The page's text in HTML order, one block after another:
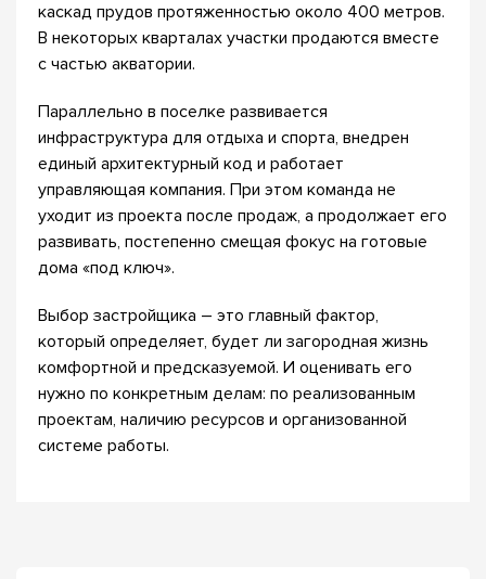
каскад прудов протяженностью около 400 метров.
В некоторых кварталах участки продаются вместе
с частью акватории.
Параллельно в поселке развивается
инфраструктура для отдыха и спорта, внедрен
единый архитектурный код и работает
управляющая компания. При этом команда не
уходит из проекта после продаж, а продолжает его
развивать, постепенно смещая фокус на готовые
дома «под ключ».
Выбор застройщика – это главный фактор,
который определяет, будет ли загородная жизнь
комфортной и предсказуемой. И оценивать его
нужно по конкретным делам: по реализованным
проектам, наличию ресурсов и организованной
системе работы.